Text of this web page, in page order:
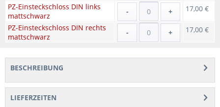
PZ-Einsteckschloss DIN links
mattschwarz
- + 17,00 €
PZ-Einsteckschloss DIN rechts
mattschwarz
- + 17,00 €
BESCHREIBUNG
LIEFERZEITEN